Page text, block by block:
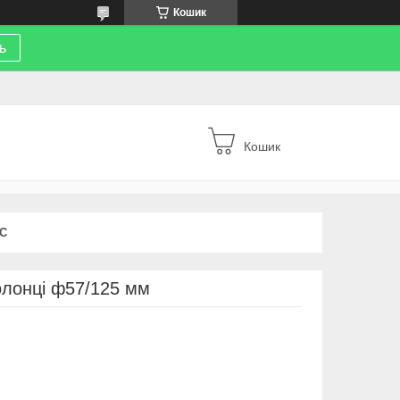
Кошик
Кошик
ф57/125 мм